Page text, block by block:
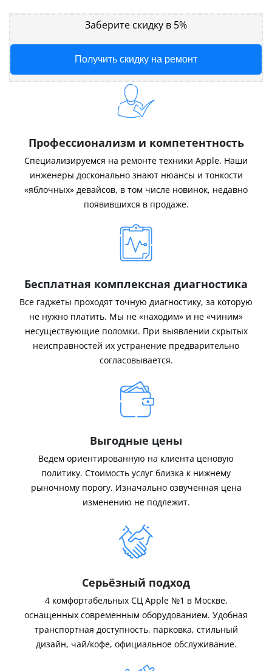
Заберите скидку в 5%
Получить скидку на ремонт
Профессионализм и компетентность
Специализируемся на ремонте техники Apple. Наши
инженеры досконально знают нюансы и тонкости
«яблочных» девайсов, в том числе новинок, недавно
появившихся в продаже.
Бесплатная комплексная диагностика
Все гаджеты проходят точную диагностику, за которую
не нужно платить. Мы не «находим» и не «чиним»
несуществующие поломки. При выявлении скрытых
неисправностей их устранение предварительно
согласовывается.
Выгодные цены
Ведем ориентированную на клиента ценовую
политику. Стоимость услуг близка к нижнему
рыночному порогу. Изначально озвученная цена
изменению не подлежит.
Серьёзный подход
4 комфортабельных СЦ Apple №1 в Москве,
оснащенных современным оборудованием. Удобная
транспортная доступность, парковка, стильный
дизайн, чай/кофе, официальное обслуживание.